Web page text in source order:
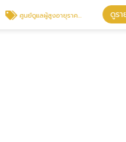
ศูนย์ดูแลผู้สูงอายุราคาถูก ชลบุรี ดูรายล